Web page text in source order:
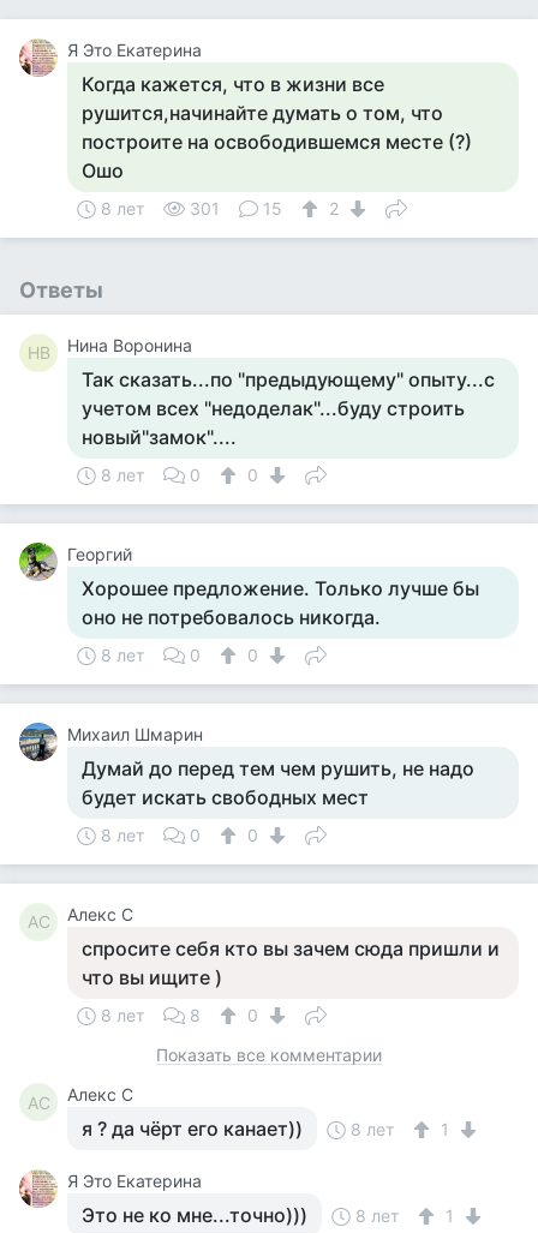
Я Это Екатерина
Когда кажется, что в жизни все
рушится,начинайте думать о том, что
построите на освободившемся месте (?)
Ошо
8 лет 301 15 2
Ответы
НВ Нина Воронина
Так сказать...по "предыдующему" опыту...с
учетом всех "недоделак"...буду строить
новый"замок"....
8 лет 0 0
Георгий
Хорошее предложение. Только лучше бы
оно не потребовалось никогда.
8 лет 0 0
Михаил Шмарин
Думай до перед тем чем рушить, не надо
будет искать свободных мест
8 лет 0 0
АС Алекс С
спросите себя кто вы зачем сюда пришли и
что вы ищите )
8 лет 8
0
Показать все комментарии
АС Алекс С
я ? да чёрт его канает)) 8 лет 1
Я Это Екатерина
Это не ко мне...точно))) 8 лет 1